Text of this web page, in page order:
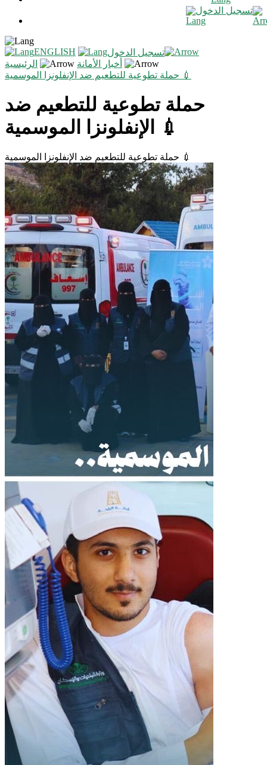
تسجيل الدخول
ENGLISH
تسجيل الدخول
الرئيسية
أخبار الأمانة
حملة تطوعية للتطعيم ضد الإنفلونزا الموسمية 💉
حملة تطوعية للتطعيم ضد
الإنفلونزا الموسمية 💉
حملة تطوعية للتطعيم ضد الإنفلونزا الموسمية 💉